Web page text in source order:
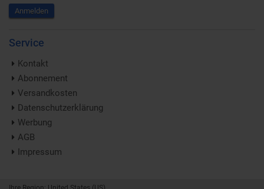
Anmelden
Service
Kontakt
Abonnement
Versandkosten
Datenschutzerklärung
Werbung
AGB
Impressum